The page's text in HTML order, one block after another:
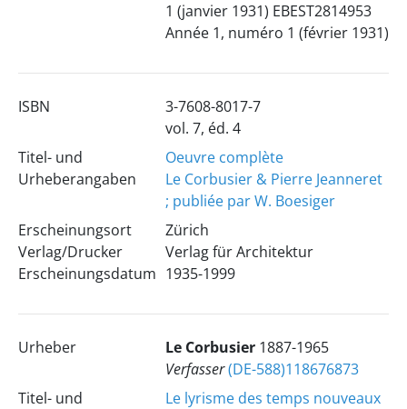
1 (janvier 1931) EBEST2814953
Année 1, numéro 1 (février 1931)
ISBN
3-7608-8017-7
vol. 7, éd. 4
Titel- und
Urheberangaben
Oeuvre complète
Le Corbusier & Pierre Jeanneret
; publiée par W. Boesiger
Erscheinungsort
Verlag/Drucker
Erscheinungsdatum
Zürich
Verlag für Architektur
1935-1999
Urheber Le Corbusier 1887-1965
Verfasser(DE-588)118676873
Titel- und
Le lyrisme des temps nouveaux